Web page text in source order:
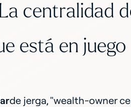
La centralidad
está en juego
de jerga, "wealth-owner